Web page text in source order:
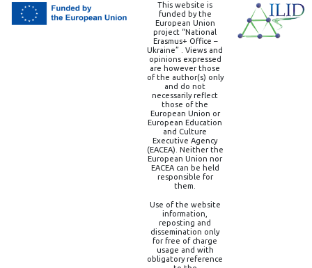
This website is
funded by the
European Union
project “National
Erasmus+ Office –
Ukraine” . Views and
opinions expressed
are however those
of the author(s) only
and do not
necessarily reflect
those of the
European Union or
European Education
and Culture
Executive Agency
(EACEA). Neither the
European Union nor
EACEA can be held
responsible for
them.
Use of the website
information,
reposting and
dissemination only
for free of charge
usage and with
obligatory reference